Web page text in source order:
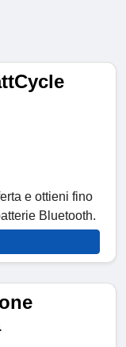
e ottieni fino
Bluetooth.